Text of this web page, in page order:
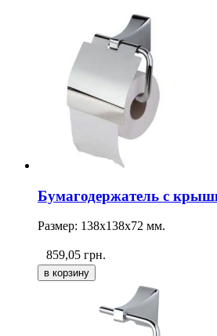
Бумагодержатель с
Размер: 138х138х72 мм.
859,05 грн.